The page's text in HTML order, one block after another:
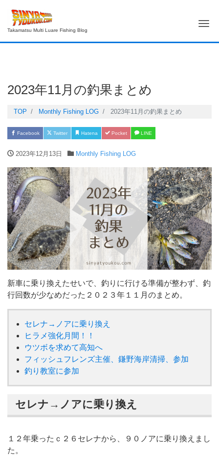
Takamatsu Multi Luare Fishing Blog
2023年11月の釣果まとめ
TOP Monthly Fishing LOG 2023年11月の釣果まとめ
Facebook Twitter Hatena Pocket LINE
2023年12月13日 Monthly Fishing LOG
新車に乗り換えたせいで、釣りに行ける準備が整わず、釣
行回数が少なめだった２０２３年１１月のまとめ。
セレナ→ノアに乗り換え
ヒラメ強化月間！！
ウツボを求めて高知へ
フィッシュフレンズ主催、鎌野海岸清掃、参加
釣り教室に参加
セレナ→ノアに乗り換え
１２年乗ったｃ２６セレナから、９０ノアに乗り換えまし
た。